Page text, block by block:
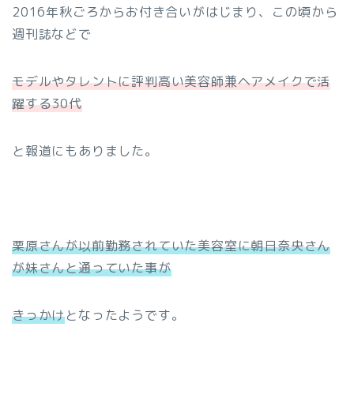
2016年秋ごろからお付き合いがはじまり、この頃から
週刊誌などで
モデルやタレントに評判高い美容師兼ヘアメイクで活
躍する30代
と報道にもありました。
栗原さんが以前勤務されていた美容室に朝日奈央さん
が妹さんと通っていた事が
きっかけとなったようです。